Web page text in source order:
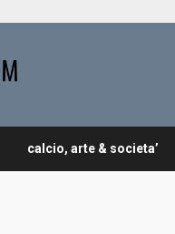
calcio, arte & societa’